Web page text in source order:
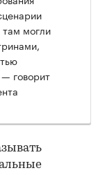
могли
говорит